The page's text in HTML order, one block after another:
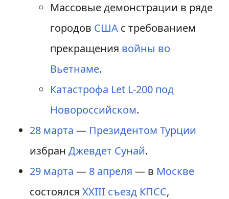
Массовые демонстрации в ряде
городов СШАс требованием
прекращения войны во
Вьетнаме.
Катастрофа Let L-200 под
Новороссийском.
28 марта — Президентом Турции
избран Джевдет Сунай.
29 марта — 8 апреля — в Москве
состоялся XXIII съезд КПСС,